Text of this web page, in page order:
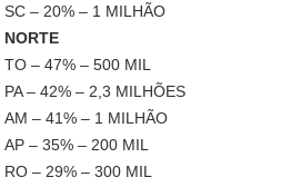
SC – 20% – 1 MILHÃO
NORTE
TO – 47% – 500 MIL
PA – 42% – 2,3 MILHÕES
AM – 41% – 1 MILHÃO
AP – 35% – 200 MIL
RO – 29% – 300 MIL